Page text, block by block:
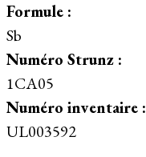
Formule :
Sb
Numéro Strunz :
1CA05
Numéro inventaire :
UL003592